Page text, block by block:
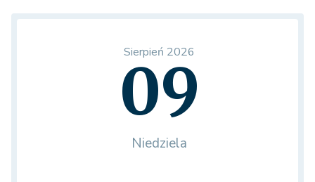
Sierpień 2026
09
Niedziela